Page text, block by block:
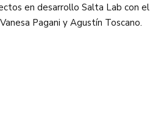
en desarrollo Salta Lab con
Pagani y Agustín Toscano.